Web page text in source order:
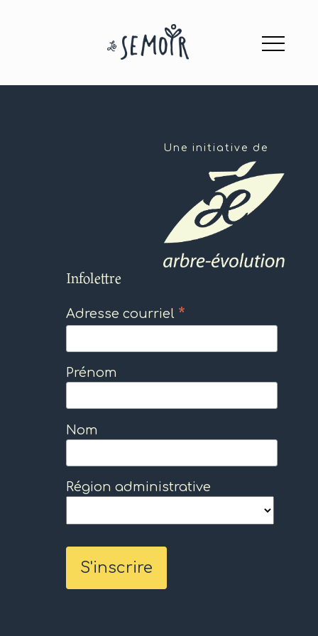
Une initiative de
Infolettre
Adresse courriel *
Prénom
Nom
Région administrative